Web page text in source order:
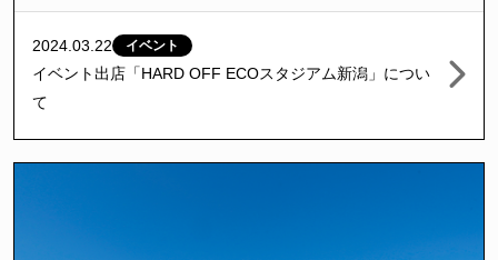
2024.03.22 イベント
イベント出店「HARD OFF ECOスタジアム新潟」につい
て